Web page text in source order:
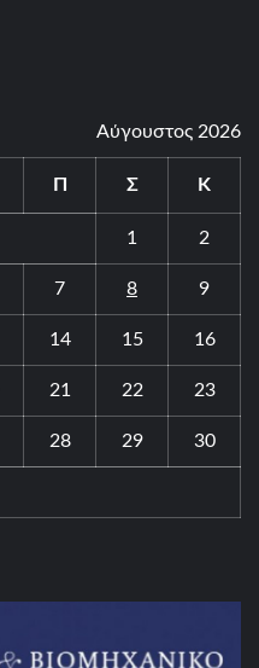
Αύγουστος 2026
Π Σ Κ
1 2
7 8 9
14 15 16
21 22 23
28 29 30